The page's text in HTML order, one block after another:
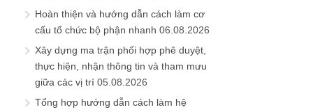
Hoàn thiện và hướng dẫn cách làm cơ
cấu tổ chức bộ phận nhanh 06.08.2026
Xây dựng ma trận phối hợp phê duyệt,
thực hiện, nhận thông tin và tham mưu
giữa các vị trí 05.08.2026
Tổng hợp hướng dẫn cách làm hệ